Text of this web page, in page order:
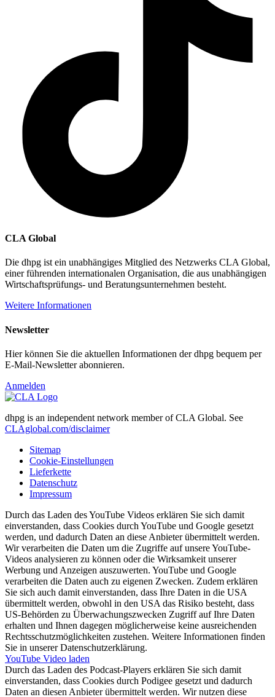
CLA Global
Die dhpg ist ein unabhängiges Mitglied des Netzwerks CLA Global,
einer führenden internationalen Organisation, die aus unabhängigen
Wirtschaftsprüfungs- und Beratungsunternehmen besteht.
Weitere Informationen
Newsletter
Hier können Sie die aktuellen Informationen der dhpg bequem per
E-Mail-Newsletter abonnieren.
Anmelden
dhpg is an independent network member of CLA Global. See
CLAglobal.com/disclaimer
Sitemap
Cookie-Einstellungen
Lieferkette
Datenschutz
Impressum
Durch das Laden des YouTube Videos erklären Sie sich damit
einverstanden, dass Cookies durch YouTube und Google gesetzt
werden, und dadurch Daten an diese Anbieter übermittelt werden.
Wir verarbeiten die Daten um die Zugriffe auf unsere YouTube-
Videos analysieren zu können oder die Wirksamkeit unserer
Werbung und Anzeigen auszuwerten. YouTube und Google
verarbeiten die Daten auch zu eigenen Zwecken. Zudem erklären
Sie sich auch damit einverstanden, dass Ihre Daten in die USA
übermittelt werden, obwohl in den USA das Risiko besteht, dass
US-Behörden zu Überwachungszwecken Zugriff auf Ihre Daten
erhalten und Ihnen dagegen möglicherweise keine ausreichenden
Rechtsschutzmöglichkeiten zustehen. Weitere Informationen finden
Sie in unserer Datenschutzerklärung.
YouTube Video laden
Durch das Laden des Podcast-Players erklären Sie sich damit
einverstanden, dass Cookies durch Podigee gesetzt und dadurch
Daten an diesen Anbieter übermittelt werden. Wir nutzen diese